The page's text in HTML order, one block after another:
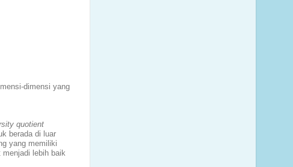
dimensi yang
quotient
berada di luar
yang memiliki
lebih baik